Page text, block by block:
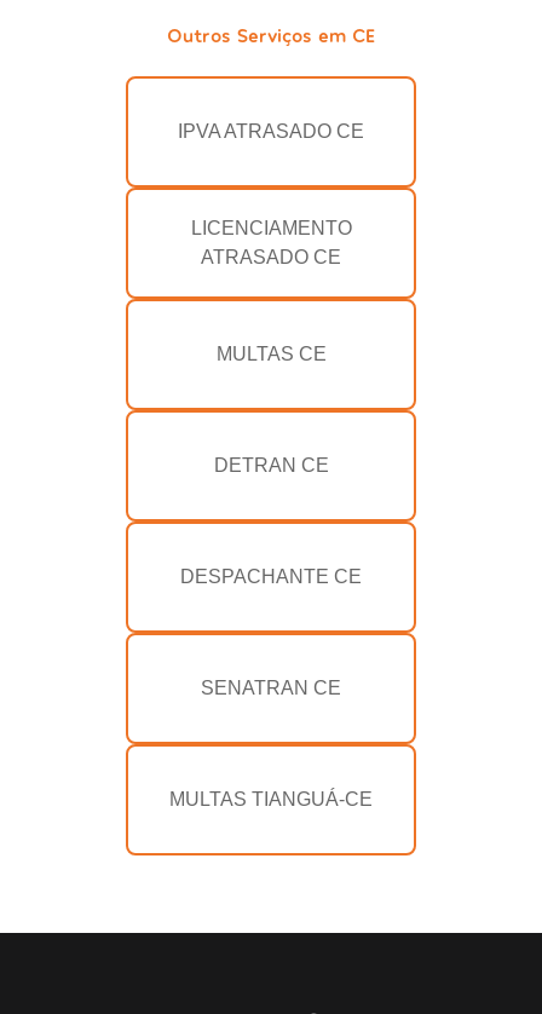
Outros Serviços em CE
IPVA ATRASADO CE
LICENCIAMENTO
ATRASADO CE
MULTAS CE
DETRAN CE
DESPACHANTE CE
SENATRAN CE
MULTAS TIANGUÁ-CE